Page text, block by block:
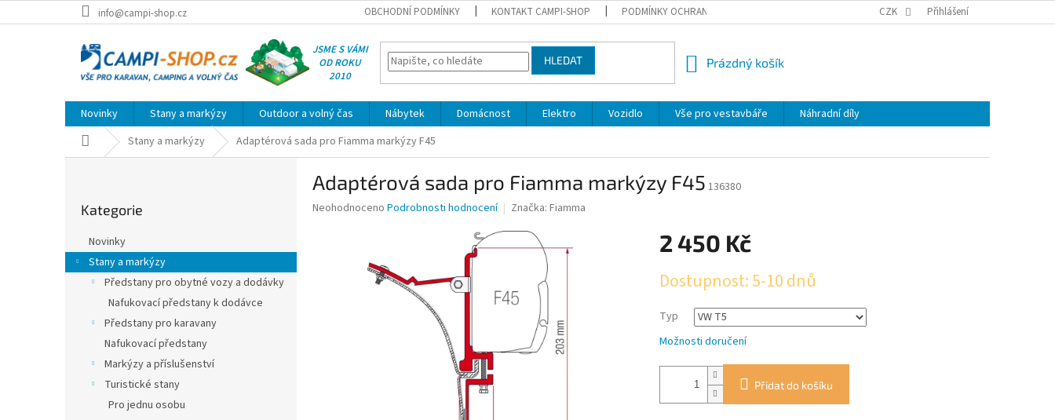
na
info@campi-shop.cz OBCHODNÍ PODMÍNKY KONTAKT CAMPI-SHOP PODMÍNKY OCHRANY OSOBNÍCH ÚDAJŮ REKLAMACE
CZK Přihlášení
JSME S VÁMI
OD ROKU
2010
HLEDAT
NÁKUPNÍ
Prázdný košík
Novinky Stany a markýzy Outdoor a volný čas Nábytek Domácnost Elektro Vozidlo Vše pro vestavbáře
Náhradní díly
Domů Stany a markýzy Adaptérová sada pro Fiamma markýzy F45
a
n
kategorie
Kategorie
Novinky
Stany a markýzy
Předstany pro obytné vozy a dodávky
Nafukovací předstany k dodávce
Předstany pro karavany
Nafukovací předstany
Markýzy a příslušenství
Turistické stany
Pro jednu osobu
Adaptérová sada pro Fiamma markýzy F45 136380
Průměrné
Neohodnoceno Podrobnosti hodnocení Značka: Fiamma
2 450 Kč
cena:
Dostupnost: 5-10 dnů
Typ
Možnosti doručení
Přidat do košíku